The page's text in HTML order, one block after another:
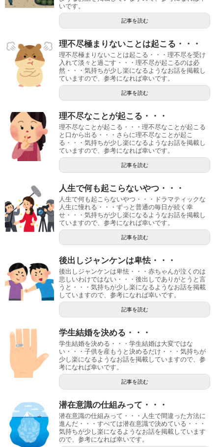
いです。
記事を読む
理不尽極まりないことは起こる・・・
理不尽極まりないことは起こる・・・理不尽を受け
入れて淡々と過ごす・・・理不尽が起こるのは必
然・・・気持ちが少し楽になるようなお話を掲載し
ていますので、参考になれば幸いです。
記事を読む
理不尽なことが起こる・・・
理不尽なことが起こる・・・理不尽なことが起こる
と口から出る・・・さらに理不尽なことが起こ
る・・・気持ちが少し楽になるようなお話を掲載し
ていますので、参考になれば幸いです。
記事を読む
人生で何も起こらないやつ・・・
人生で何も起こらないやつ・・・ドラマティックな
人生に憧れる・・・ずっと普通の毎日が続く幸
せ・・・気持ちが少し楽になるようなお話を掲載し
ていますので、参考になれば幸いです。
記事を読む
後出しジャンケンは卑怯・・・
後出しジャンケンは卑怯・・・赤ちゃんが泣くのは
悲しいわけではない・・・後出しでありがとうと言
うと・・・気持ちが少し楽になるようなお話を掲載
していますので、参考になれば幸いです。
記事を読む
学生結婚を決める・・・
学生結婚を決める・・・学生結婚は大変ではな
い・・・子供を産もうと決めるだけ・・・気持ちが
少し楽になるようなお話を掲載していますので、参
考になれば幸いです。
記事を読む
潜在意識の仕組みって・・・
潜在意識の仕組みって・・・人生で間違った方法に
進んだ・・・すべては潜在意識で決めている・・・
気持ちが少し楽になるようなお話を掲載しています
ので、参考になれば幸いです。